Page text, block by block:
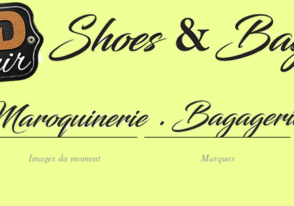
Images du moment Marques